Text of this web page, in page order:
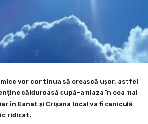
vor continua să crească ușor, astfel
călduroasă după-amiaza în cea mai
în Banat și Crișana local va fi caniculă
ridicat.